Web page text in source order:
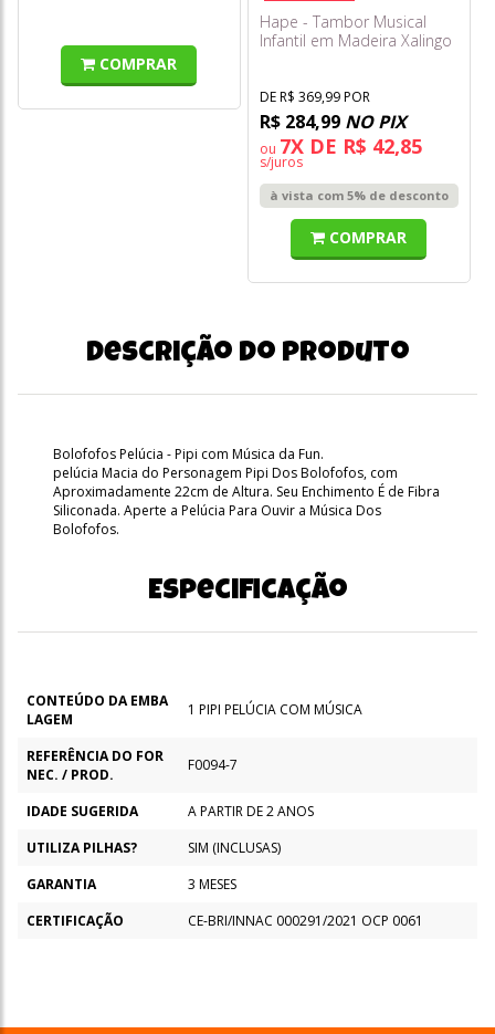
COMPRAR
Hape - Tambor Musical
Infantil em Madeira Xalingo
DE R$ 369,99 POR
R$ 284,99 NO PIX
ou 7X DE R$ 42,85
s/juros
à vista com 5% de desconto
COMPRAR
Descrição do produto
Bolofofos Pelúcia - Pipi com Música da Fun.
pelúcia Macia do Personagem Pipi Dos Bolofofos, com
Aproximadamente 22cm de Altura. Seu Enchimento É de Fibra
Siliconada. Aperte a Pelúcia Para Ouvir a Música Dos
Bolofofos.
Especificação
CONTEÚDO DA EMBA
LAGEM
1 PIPI PELÚCIA COM MÚSICA
REFERÊNCIA DO FOR
NEC. / PROD.
F0094-7
IDADE SUGERIDA
A PARTIR DE 2 ANOS
UTILIZA PILHAS?
SIM (INCLUSAS)
GARANTIA
3 MESES
CERTIFICAÇÃO
CE-BRI/INNAC 000291/2021 OCP 0061